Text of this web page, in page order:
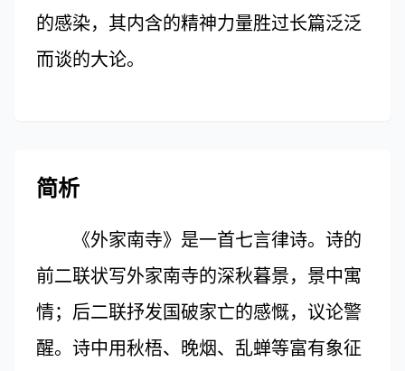
的感染，其内含的精神力量胜过长篇泛泛
而谈的大论。
简析
《外家南寺》是一首七言律诗。诗的
前二联状写外家南寺的深秋暮景，景中寓
情；后二联抒发国破家亡的感慨，议论警
醒。诗中用秋梧、晚烟、乱蝉等富有象征